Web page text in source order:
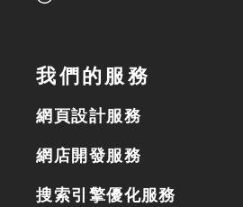
我們的服務
網頁設計服務
網店開發服務
搜索引擎優化服務